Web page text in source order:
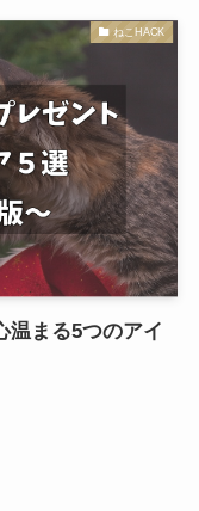
ねこHACK
まる5つのアイ